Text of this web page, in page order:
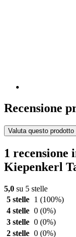
Recensione
Valuta questo prodotto
1 recensione
Kiepenkerl
5,0 su 5 stelle
5 stelle
1 (100%)
4 stelle 0 (0%)
3 stelle 0 (0%)
2 stelle 0 (0%)